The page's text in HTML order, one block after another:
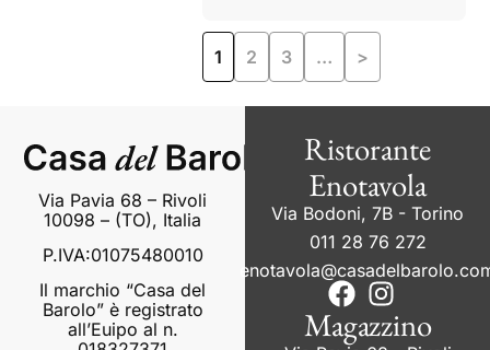
1 2 3 … >
Via Pavia 68 – Rivoli
10098 – (TO), Italia
P.IVA:01075480010
Il marchio “Casa del
Barolo” è registrato
all’Euipo al n.
Ristorante
Enotavola
Via Bodoni, 7B - Torino
011 28 76 272
Magazzino